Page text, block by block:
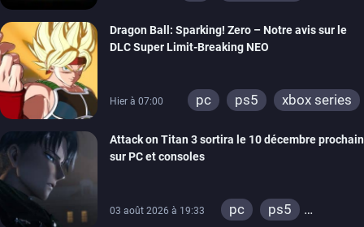
Dragon Ball: Sparking! Zero – Notre avis sur le
DLC Super Limit-Breaking NEO
Hier à 07:00 pc ps5 xbox series
Attack on Titan 3 sortira le 10 décembre prochain
sur PC et consoles
03 août 2026 à 19:33 pc
ps5